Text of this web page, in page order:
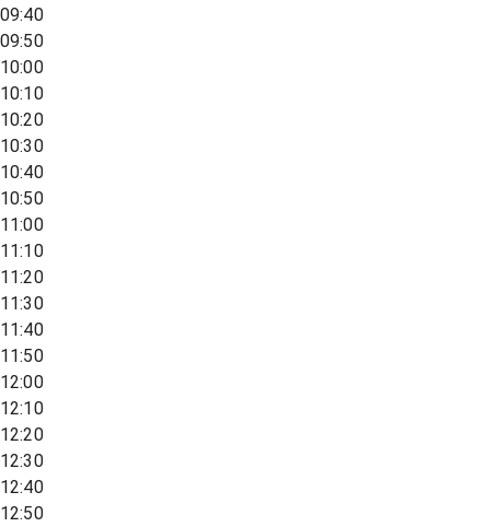
09:40
09:50
10:00
10:10
10:20
10:30
10:40
10:50
11:00
11:10
11:20
11:30
11:40
11:50
12:00
12:10
12:20
12:30
12:40
12:50